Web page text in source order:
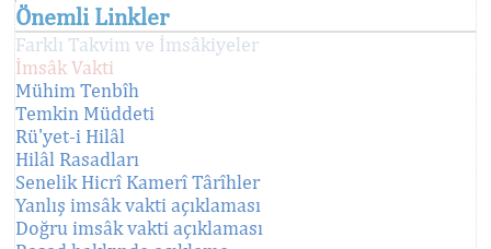
Önemli Linkler
Farklı Takvim ve İmsâkiyeler
İmsâk Vakti
Mühim Tenbîh
Temkin Müddeti
Rü'yet-i Hilâl
Hilâl Rasadları
Senelik Hicrî Kamerî Târîhler
Yanlış imsâk vakti açıklaması
Doğru imsâk vakti açıklaması